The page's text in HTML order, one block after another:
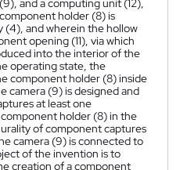
and a computing unit (12),
holder (8) is
(4), and wherein the hollow
opening (11), via which
into the interior of the
operating state, the
component holder (8) inside
camera (9) is designed and
at least one
holder (8) in the
of component captures
camera (9) is connected to
of the invention is to
creation of a component